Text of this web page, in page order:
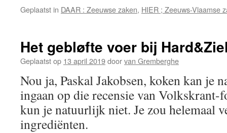
Geplaatst in DAAR : Zeeuwse zaken, HIER ; Zeeuws-Vlaamse
Het gebløfte voer bij
Geplaatst op 13 april 2019doorvan Gremberghe
Nou ja, Paskal Jakobsen, koken kan je
ingaan op die recensie van
kun je natuurlijk niet. Je zou helemaal
ingrediënten.